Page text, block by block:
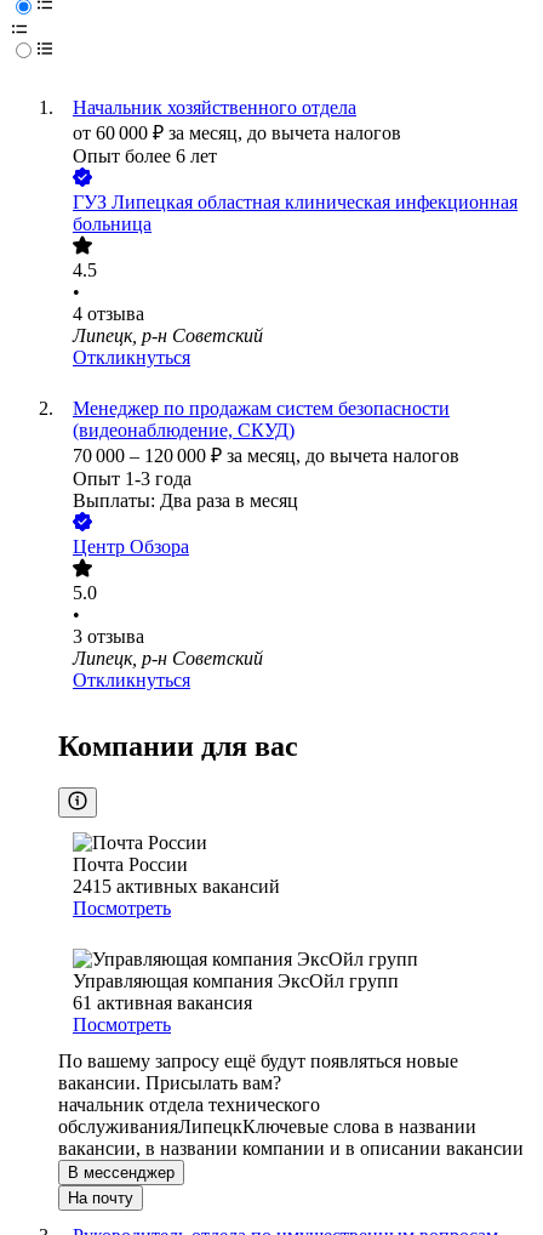
Начальник хозяйственного отдела
от 60 000 ₽ за месяц, до вычета налогов
Опыт более 6 лет
ГУЗ Липецкая областная клиническая инфекционная
больница
4.5
•
4 отзыва
Липецк, р-н Советский
Откликнуться
Менеджер по продажам систем безопасности
(видеонаблюдение, СКУД)
70 000 – 120 000 ₽ за месяц, до вычета налогов
Опыт 1-3 года
Выплаты: Два раза в месяц
Центр Обзора
5.0
•
3 отзыва
Липецк, р-н Советский
Откликнуться
Компании для вас
Почта России
2415 активных вакансий
Посмотреть
Управляющая компания ЭксОйл групп
61 активная вакансия
Посмотреть
По вашему запросу ещё будут появляться новые
вакансии. Присылать вам?
начальник отдела технического
обслуживанияЛипецкКлючевые слова в названии
вакансии, в названии компании и в описании вакансии
В мессенджер
На почту